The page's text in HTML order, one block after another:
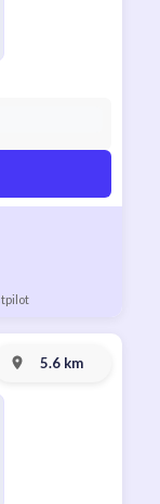
5.6 km